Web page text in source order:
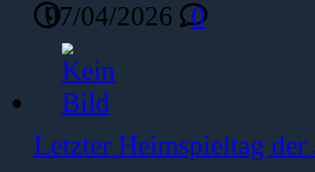
07/04/2026
0
Letzter Heimspieltag der